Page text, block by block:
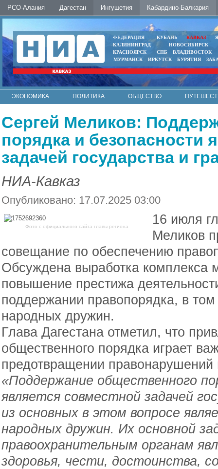
РСО-Алания Дагестан Ингушетия Кабардино-Балкария
ФЕДЕРАЦИЯ КУБАНЬ КАВКАЗ
КАЛИНИНГРАД
НОВОСИБИРСК
КРАСНОЯРСК
СПБ
ВЛАДИВОСТОК
МУРМАНСК
ИРКУТСК БУРЯТИЯ
ЭКОНОМИКА ПОЛИТИКА ОБЩЕСТВО
Сергей Меликов:
порядка и безопасности
задачей государства и
НИА-Кавказ
Опубликовано: 17.07.2025 03:00
Фото с официального сайта главы региона
16 июля
Меликов
совещание по обеспечению
Обсуждена выработка комплекса
повышение престижа
поддержании правопорядка, в
народных дружин.
Глава Дагестана отметил, что
общественного порядка играет
предотвращении правонарушений
«Поддержание общественного
является совместной задачей
из основных в этом вопросе
народных дружин. Их основной
правоохранительным органам
здоровья, чести, достоинства,